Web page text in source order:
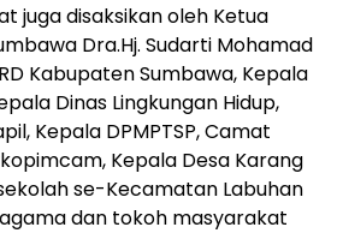
juga disaksikan oleh Ketua
Dra.Hj. Sudarti Mohamad
Kabupaten Sumbawa, Kepala
Dinas Lingkungan Hidup,
Kepala DPMPTSP, Camat
Kepala Desa Karang
se-Kecamatan Labuhan
dan tokoh masyarakat